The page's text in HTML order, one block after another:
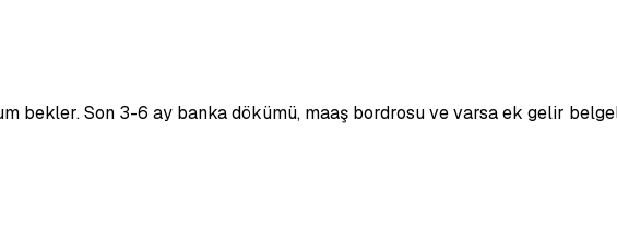
bekler. Son 3-6 ay banka dökümü, maaş bordrosu ve varsa ek gelir